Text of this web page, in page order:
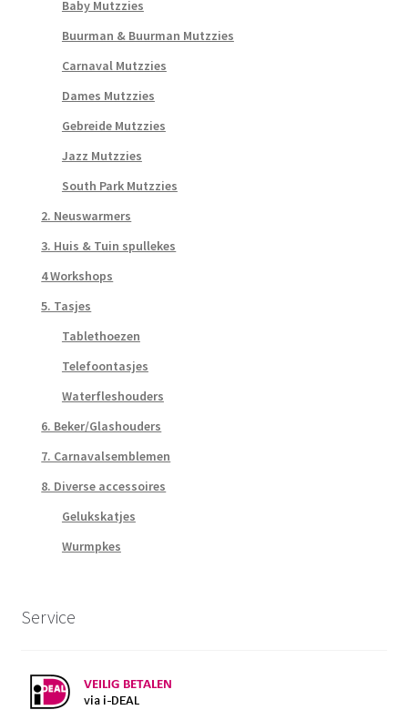
Baby Mutzzies
Buurman & Buurman Mutzzies
Carnaval Mutzzies
Dames Mutzzies
Gebreide Mutzzies
Jazz Mutzzies
South Park Mutzzies
2. Neuswarmers
3. Huis & Tuin spullekes
4 Workshops
5. Tasjes
Tablethoezen
Telefoontasjes
Waterfleshouders
6. Beker/Glashouders
7. Carnavalsemblemen
8. Diverse accessoires
Gelukskatjes
Wurmpkes
Service